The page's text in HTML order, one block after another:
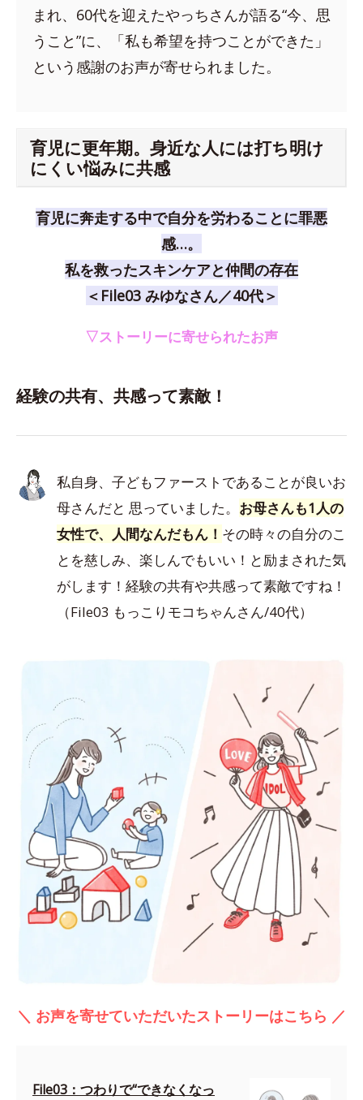
まれ、60代を迎えたやっちさんが語る“今、思
うこと”に、「私も希望を持つことができた」
という感謝のお声が寄せられました。
育児に更年期。身近な人には打ち明け
にくい悩みに共感
育児に奔走する中で自分を労わることに罪悪
感…。
私を救ったスキンケアと仲間の存在
＜File03 みゆなさん／40代＞
▽ストーリーに寄せられたお声
経験の共有、共感って素敵！
私自身、子どもファーストであることが良いお
母さんだと 思っていました。 お母さんも1人の
女性で、人間なんだもん！ その時々の自分のこ
とを慈しみ、楽しんでもいい！と励まされた気
がします！経験の共有や共感って素敵ですね！
（File03 もっこりモコちゃんさん/40代）
＼ お声を寄せていただいたストーリーはこちら ／
File03：つわりで“できなくなっ